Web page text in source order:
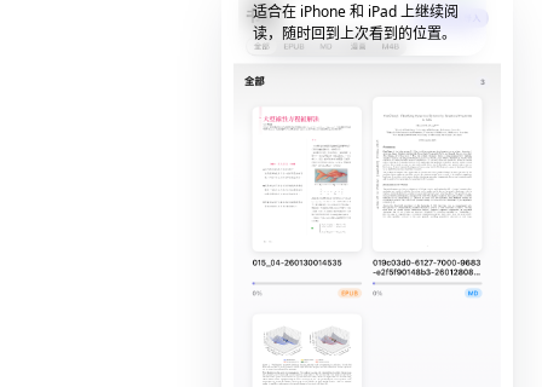
适合在 iPhone 和 iPad 上继续阅
读，随时回到上次看到的位置。